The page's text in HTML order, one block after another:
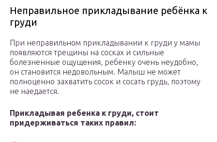
Неправильное прикладывание ребёнка к
груди
При неправильном прикладывании к груди у мамы
появляются трещины на сосках и сильные
болезненные ощущения, ребенку очень неудобно,
он становится недовольным. Малыш не может
полноценно захватить сосок и сосать грудь, поэтому
не наедается.
Прикладывая ребенка к груди, стоит
придерживаться таких правил: